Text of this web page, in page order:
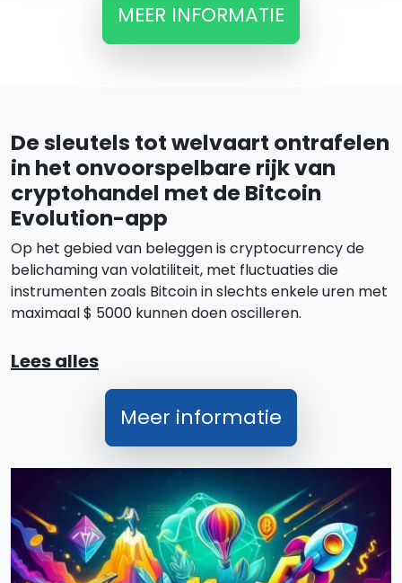
MEER INFORMATIE
De sleutels tot welvaart ontrafelen
in het onvoorspelbare rijk van
cryptohandel met de Bitcoin
Evolution-app
Op het gebied van beleggen is cryptocurrency de
belichaming van volatiliteit, met fluctuaties die
instrumenten zoals Bitcoin in slechts enkele uren met
maximaal $ 5000 kunnen doen oscilleren.
Lees alles
Meer informatie